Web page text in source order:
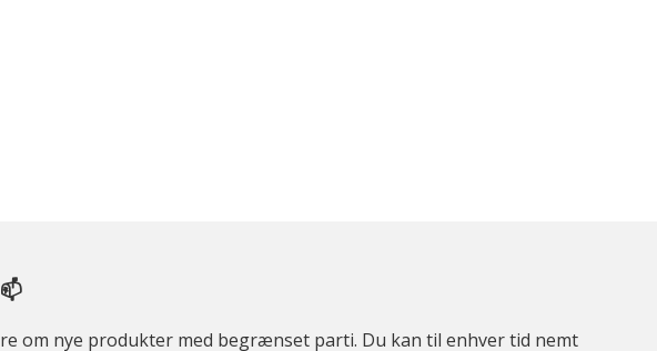
om nye produkter med begrænset parti. Du kan til enhver tid nemt